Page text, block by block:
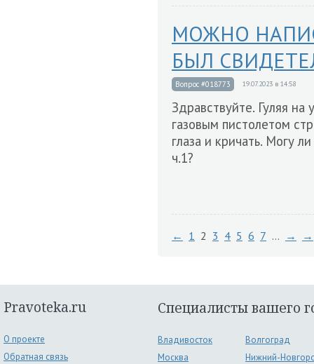
МОЖНО
БЫЛ
Вопрос #018773 19.07.2023 в 14:58
Здравствуйте. Гуляя
газовым пистолетом
глаза и кричать. Могу
ч.1?
← 1 2 3 4 5 6 7 … →
Pravoteka.ru
О проекте
Обратная связь
Специалисты вашего
Владивосток
Волгоград
Москва
Нижний-